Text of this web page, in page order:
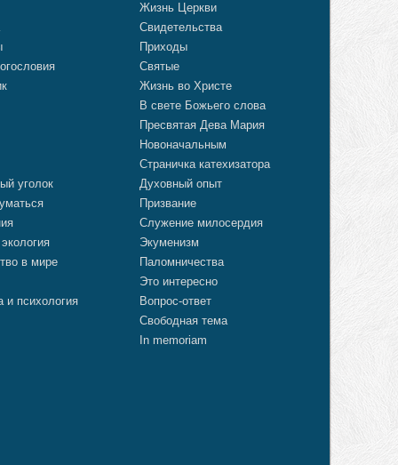
уголок
в мире
и психология
Жизнь Церкви
Свидетельства
Приходы
Святые
Жизнь во Христе
В свете Божьего слова
Пресвятая Дева Мария
Новоначальным
Страничка катехизатора
Духовный опыт
Призвание
Служение милосердия
Экуменизм
Паломничества
Это интересно
Вопрос-ответ
Свободная тема
In memoriam